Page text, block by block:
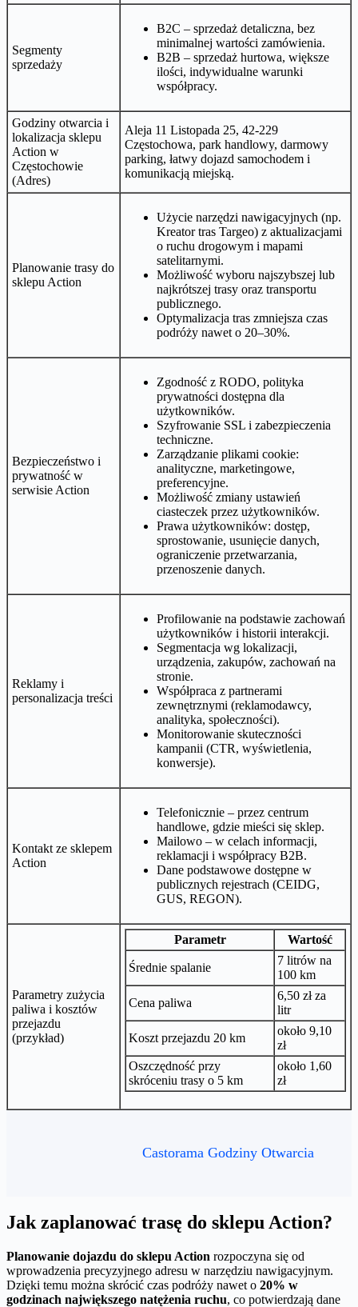
Segmenty
sprzedaży
B2C – sprzedaż detaliczna, bez
minimalnej wartości zamówienia.
B2B – sprzedaż hurtowa, większe
ilości, indywidualne warunki
współpracy.
Godziny otwarcia i
lokalizacja sklepu
Action w
Częstochowie
(Adres)
Aleja 11 Listopada 25, 42-229
Częstochowa, park handlowy, darmowy
parking, łatwy dojazd samochodem i
komunikacją miejską.
Planowanie trasy do
sklepu Action
Użycie narzędzi nawigacyjnych (np.
Kreator tras Targeo) z aktualizacjami
o ruchu drogowym i mapami
satelitarnymi.
Możliwość wyboru najszybszej lub
najkrótszej trasy oraz transportu
publicznego.
Optymalizacja tras zmniejsza czas
podróży nawet o 20–30%.
Bezpieczeństwo i
prywatność w
serwisie Action
Zgodność z RODO, polityka
prywatności dostępna dla
użytkowników.
Szyfrowanie SSL i zabezpieczenia
techniczne.
Zarządzanie plikami cookie:
analityczne, marketingowe,
preferencyjne.
Możliwość zmiany ustawień
ciasteczek przez użytkowników.
Prawa użytkowników: dostęp,
sprostowanie, usunięcie danych,
ograniczenie przetwarzania,
przenoszenie danych.
Reklamy i
personalizacja treści
Profilowanie na podstawie zachowań
użytkowników i historii interakcji.
Segmentacja wg lokalizacji,
urządzenia, zakupów, zachowań na
stronie.
Współpraca z partnerami
zewnętrznymi (reklamodawcy,
analityka, społeczności).
Monitorowanie skuteczności
kampanii (CTR, wyświetlenia,
konwersje).
Kontakt ze sklepem
Action
Telefonicznie – przez centrum
handlowe, gdzie mieści się sklep.
Mailowo – w celach informacji,
reklamacji i współpracy B2B.
Dane podstawowe dostępne w
publicznych rejestrach (CEIDG,
GUS, REGON).
Parametry zużycia
paliwa i kosztów
przejazdu
(przykład)
Parametr Wartość
Średnie spalanie
7 litrów na
100 km
Cena paliwa
6,50 zł za
litr
Koszt przejazdu 20 km
około 9,10
zł
Oszczędność przy
skróceniu trasy o 5 km
około 1,60
zł
Castorama Godziny Otwarcia
Jak zaplanować trasę do sklepu Action?
Planowanie dojazdu do sklepu Action rozpoczyna się od
wprowadzenia precyzyjnego adresu w narzędziu nawigacyjnym.
Dzięki temu można skrócić czas podróży nawet o 20% w
godzinach największego natężenia ruchu, co potwierdzają dane